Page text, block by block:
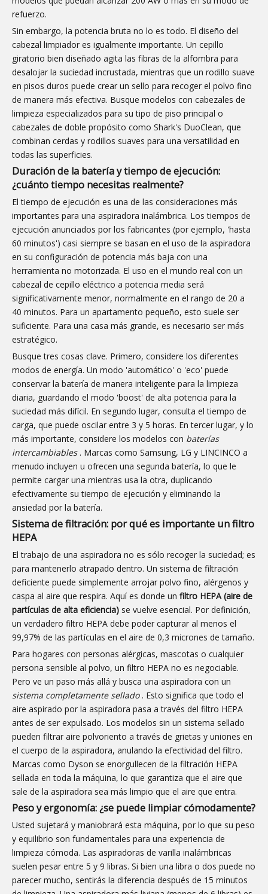
refuerzo.
Sin embargo, la potencia bruta no lo es todo. El diseño del
cabezal limpiador es igualmente importante. Un cepillo
giratorio bien diseñado agita las fibras de la alfombra para
desalojar la suciedad incrustada, mientras que un rodillo suave
en pisos duros puede crear un sello para recoger el polvo fino
de manera más efectiva. Busque modelos con cabezales de
limpieza especializados para su tipo de piso principal o
cabezales de doble propósito como Shark's DuoClean, que
combinan cerdas y rodillos suaves para una versatilidad en
todas las superficies.
Duración de la batería y tiempo de ejecución:
¿cuánto tiempo necesitas realmente?
El tiempo de ejecución es una de las consideraciones más
importantes para una aspiradora inalámbrica. Los tiempos de
ejecución anunciados por los fabricantes (por ejemplo, 'hasta
60 minutos') casi siempre se basan en el uso de la aspiradora
en su configuración de potencia más baja con una
herramienta no motorizada. El uso en el mundo real con un
cabezal de cepillo eléctrico a potencia media será
significativamente menor, normalmente en el rango de 20 a
40 minutos. Para un apartamento pequeño, esto suele ser
suficiente. Para una casa más grande, es necesario ser más
estratégico.
Busque tres cosas clave. Primero, considere los diferentes
modos de energía. Un modo 'automático' o 'eco' puede
conservar la batería de manera inteligente para la limpieza
diaria, guardando el modo 'boost' de alta potencia para la
suciedad más difícil. En segundo lugar, consulta el tiempo de
carga, que puede oscilar entre 3 y 5 horas. En tercer lugar, y lo
más importante, considere los modelos con baterías
intercambiables . Marcas como Samsung, LG y LINCINCO a
menudo incluyen u ofrecen una segunda batería, lo que le
permite cargar una mientras usa la otra, duplicando
efectivamente su tiempo de ejecución y eliminando la
ansiedad por la batería.
Sistema de filtración: por qué es importante un filtro
HEPA
El trabajo de una aspiradora no es sólo recoger la suciedad; es
para mantenerlo atrapado dentro. Un sistema de filtración
deficiente puede simplemente arrojar polvo fino, alérgenos y
caspa al aire que respira. Aquí es donde un filtro HEPA (aire de
partículas de alta eficiencia) se vuelve esencial. Por definición,
un verdadero filtro HEPA debe poder capturar al menos el
99,97% de las partículas en el aire de 0,3 micrones de tamaño.
Para hogares con personas alérgicas, mascotas o cualquier
persona sensible al polvo, un filtro HEPA no es negociable.
Pero ve un paso más allá y busca una aspiradora con un
sistema completamente sellado . Esto significa que todo el
aire aspirado por la aspiradora pasa a través del filtro HEPA
antes de ser expulsado. Los modelos sin un sistema sellado
pueden filtrar aire polvoriento a través de grietas y uniones en
el cuerpo de la aspiradora, anulando la efectividad del filtro.
Marcas como Dyson se enorgullecen de la filtración HEPA
sellada en toda la máquina, lo que garantiza que el aire que
sale de la aspiradora sea más limpio que el aire que entra.
Peso y ergonomía: ¿se puede limpiar cómodamente?
Usted sujetará y maniobrará esta máquina, por lo que su peso
y equilibrio son fundamentales para una experiencia de
limpieza cómoda. Las aspiradoras de varilla inalámbricas
suelen pesar entre 5 y 9 libras. Si bien una libra o dos puede no
parecer mucho, sentirás la diferencia después de 15 minutos